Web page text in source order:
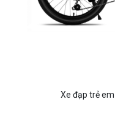
Xe đạp trẻ